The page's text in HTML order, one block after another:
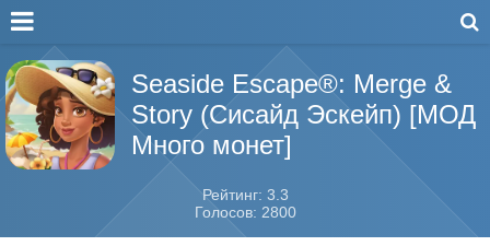
Seaside Escape®: Merge &
Story (Сисайд Эскейп) [МОД
Много монет]
Рейтинг: 3.3
Голосов: 2800